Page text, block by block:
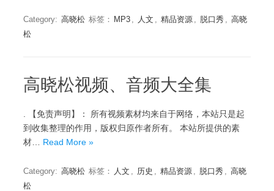
Category: 高晓松 标签： MP3 , 人文 , 精品资源 , 脱口秀 , 高晓
松
高晓松视频、音频大全集
. 【免责声明】： 所有视频素材均来自于网络，本站只是起
到收集整理的作用，版权归原作者所有。 本站所提供的素
材… Read More »
Category: 高晓松 标签： 人文 , 历史 , 精品资源 , 脱口秀 , 高晓
松